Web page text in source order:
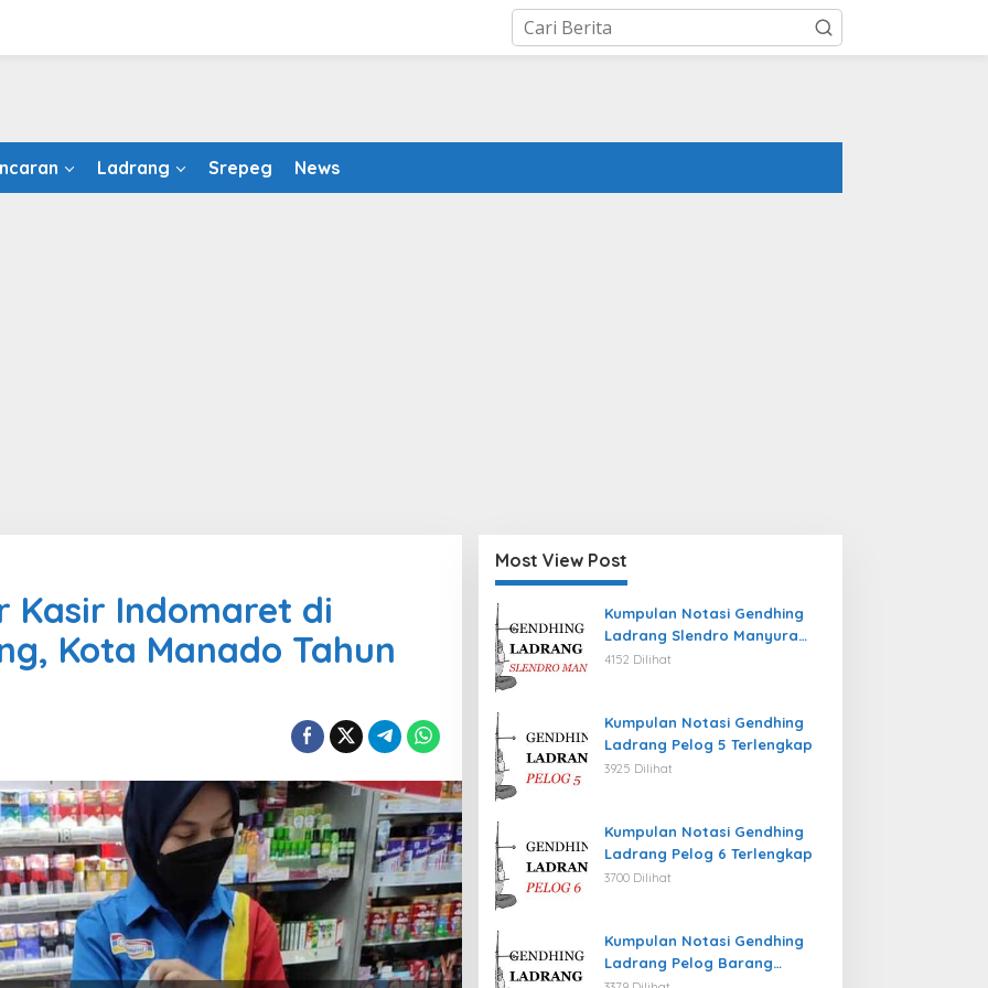
Ladrang Srepeg News
Kasir Indomaret di
Kota Manado Tahun
Most View Post
Kumpulan Notasi Gendhing
Ladrang Slendro Manyura
Terlengkap
4152 Dilihat
Kumpulan Notasi Gendhing
Ladrang Pelog 5 Terlengkap
3925 Dilihat
Kumpulan Notasi Gendhing
Ladrang Pelog 6 Terlengkap
3700 Dilihat
Kumpulan Notasi Gendhing
Ladrang Pelog Barang